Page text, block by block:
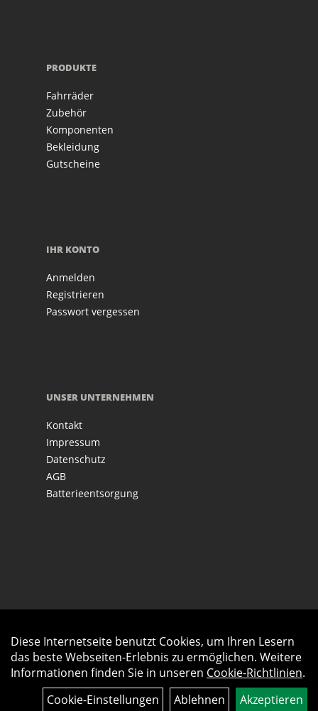
PRODUKTE
Fahrräder
Zubehör
Komponenten
Bekleidung
Gutscheine
IHR KONTO
Anmelden
Registrieren
Passwort vergessen
UNSER UNTERNEHMEN
Kontakt
Impressum
Datenschutz
AGB
Batterieentsorgung
Diese Internetseite benutzt Cookies, um Ihren Lesern
das beste Webseiten-Erlebnis zu ermöglichen. Weitere
Informationen finden Sie in unseren Cookie-Richtlinien.
Cookie-Einstellungen
Ablehnen Akzeptieren
Auftrag widerrufen